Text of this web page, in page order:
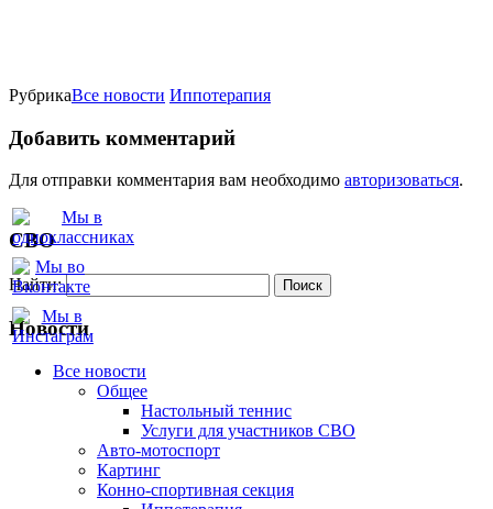
РубрикаВсе новости Иппотерапия
Добавить комментарий
Для отправки комментария вам необходимо авторизоваться.
СВО
Найти:
Новости
Все новости
Oбщее
Настольный теннис
Услуги для участников СВО
Авто-мотоспорт
Картинг
Конно-спортивная секция